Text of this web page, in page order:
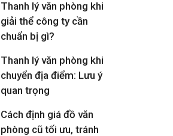
Thanh lý văn phòng khi
giải thể công ty cần
chuẩn bị gì?
Thanh lý văn phòng khi
chuyển địa điểm: Lưu ý
quan trọng
Cách định giá đồ văn
phòng cũ tối ưu, tránh